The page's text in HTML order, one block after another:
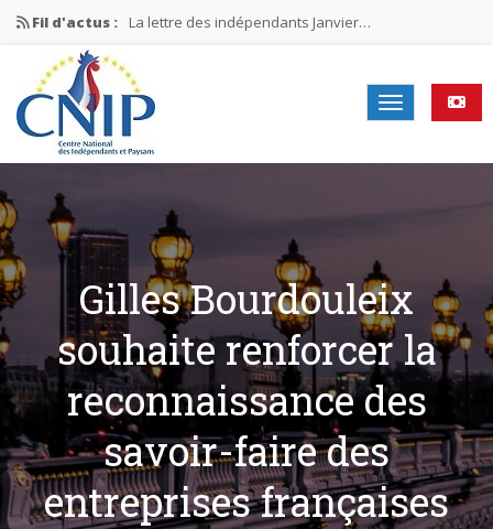
Fil d'actus : La lettre des indépendants Janvier…
La lettre des indépendants Novembre…
La lettre des indépendants Juin…
Mission nationale ÉLECTIONS MUNICIPALES 2026
Gilles Bourdouleix
souhaite renforcer la
reconnaissance des
savoir-faire des
entreprises françaises